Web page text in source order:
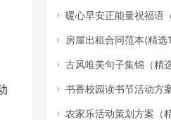
暖心早安正能量祝福语
房屋出租合同范本(精选
古风唯美句子集锦（精
书香校园读书节活动方
农家乐活动策划方案（